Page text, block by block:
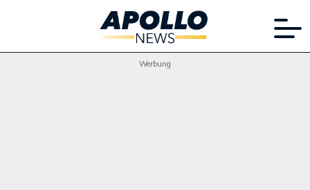
Werbung